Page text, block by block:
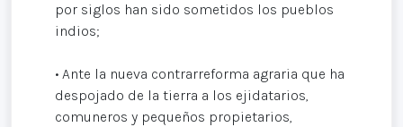
por siglos han sido sometidos los pueblos
indios;
• Ante la nueva contrarreforma agraria que ha
despojado de la tierra a los ejidatarios,
comuneros y pequeños propietarios,